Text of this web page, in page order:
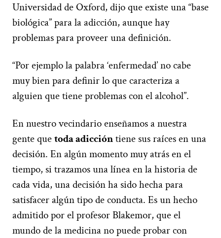
Universidad de Oxford, dijo que existe una “base
biológica” para la adicción, aunque hay
problemas para proveer una definición.
“Por ejemplo la palabra ‘enfermedad’ no cabe
muy bien para definir lo que caracteriza a
alguien que tiene problemas con el alcohol”.
En nuestro vecindario enseñamos a nuestra
gente quetoda adiccióntiene sus raíces en una
decisión. En algún momento muy atrás en el
tiempo, si trazamos una línea en la historia de
cada vida, una decisión ha sido hecha para
satisfacer algún tipo de conducta. Es un hecho
admitido por el profesor Blakemor, que el
mundo de la medicina no puede probar con